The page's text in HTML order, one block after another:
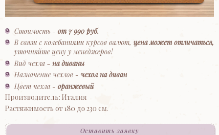
Стоимость -от 7 990 руб.
В связи с колебаниями курсов валют,цена может отличаться,
уточняйте цену у менеджеров!
Вид чехла -на диваны
Назначение чехлов -чехол на диван
Цвет чехла -оранжевый
Производитель: Италия
Растяжимость от 180 до 230 см.
Оставить заявку